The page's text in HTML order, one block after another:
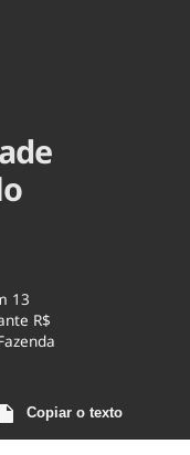
Cinema
13
R$
Copiar o texto